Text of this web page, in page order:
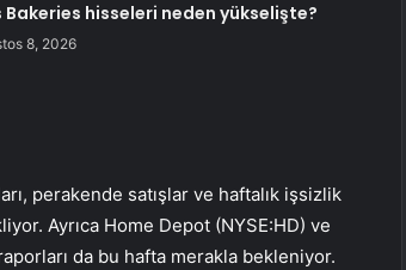
Bakeries hisseleri neden yükselişte?
8, 2026
perakende satışlar ve haftalık işsizlik
Ayrıca Home Depot (NYSE:HD) ve
da bu hafta merakla bekleniyor.